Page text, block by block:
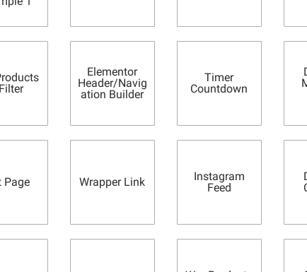
Elementor
Header/Navig
ation Builder
Timer
Countdown
Page Wrapper Link
Instagram
Feed